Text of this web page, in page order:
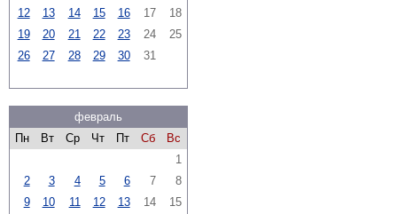
12
13 14 15 16 17
18
19
20 21 22 23 24
25
26
27 28 29 30 31
февраль
Пн
Вт Ср Чт Пт Сб
Вс
1
2
3 4 5 6 7
8
9
10 11 12 13 14 15